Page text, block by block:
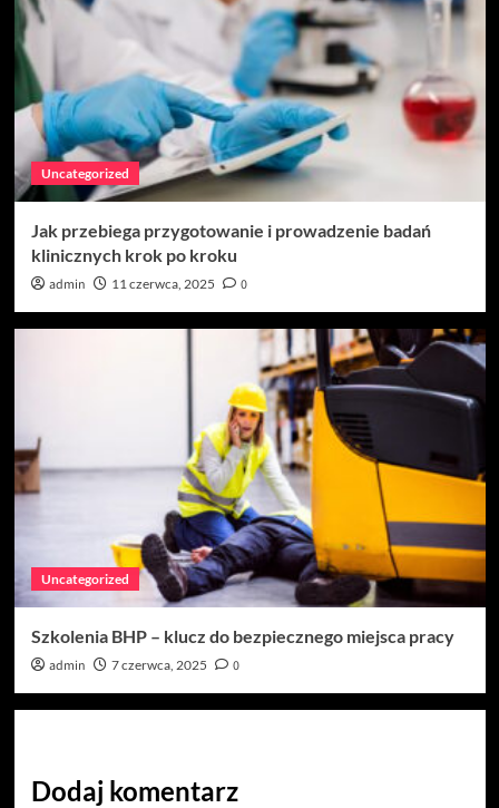
Uncategorized
Jak przebiega przygotowanie i prowadzenie badań
klinicznych krok po kroku
admin 11 czerwca, 2025 0
Uncategorized
Szkolenia BHP – klucz do bezpiecznego miejsca pracy
admin 7 czerwca, 2025 0
Dodaj komentarz